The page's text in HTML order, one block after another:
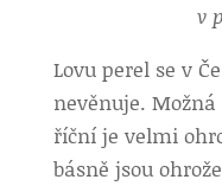
v
Lovu perel se v
nevěnuje.
říční je velmi
básně jsou